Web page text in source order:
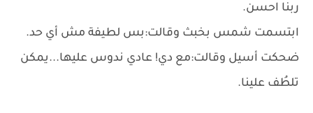
ربنا احسن.
ابتسمت شمس بخبث وقالت:بس لطيفة مش أي حد.
ضحكت أسيل وقالت:مع دي! عادي ندوس عليها...يمكن
تلطُف علينا.